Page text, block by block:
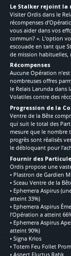
Le Stalker rejoint la
Visiter Ordis dans le
récompenses
vous aider dans vos
commun? ». L’option
escouade en tant que
de mission habituelles,
Récompenses
Aucune Opération
nombreuses offres
le Relais Larunda dans
Volatiles contre des
Progression de la
Ventre de la Bête
qui suit le total des
mesure que le nombre
progrès sont réalisés
le débloquant pour
Fournir des
Ordis propose une
• Plastron de Gardien
• Sceau Ventre de la
• Ephemera Aspirus
atteint 33%)
• Ephemera Aspirus
l’Opération a atteint
• Ephemera Aspirus
atteint 90%)
• Signa Krios
• Totem Feu Follet
• Aspect Fluctus Rahk